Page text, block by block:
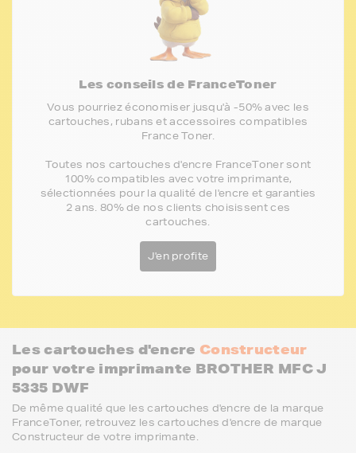
Les conseils de FranceToner
Vous pourriez économiser jusqu'à -50% avec les
cartouches, rubans et accessoires compatibles
France Toner.
Toutes nos cartouches d'encre FranceToner sont
100% compatibles avec votre imprimante,
sélectionnées pour la qualité de l'encre et garanties
2 ans. 80% de nos clients choisissent ces
cartouches.
J'en profite
Les cartouches d'encre Constructeur
pour votre imprimante BROTHER MFC J
5335 DWF
De même qualité que les cartouches d'encre de la marque
FranceToner, retrouvez les cartouches d'encre de marque
Constructeur de votre imprimante.